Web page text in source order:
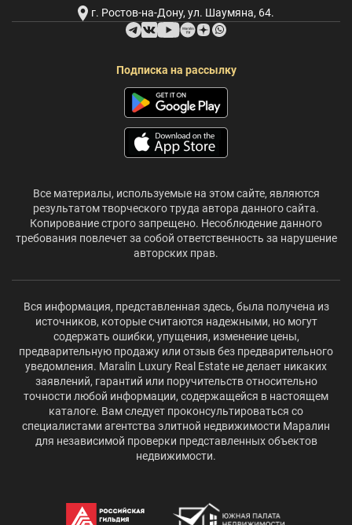
г. Ростов-на-Дону, ул. Шаумяна, 64.
Подписка на рассылку
Все материалы, используемые на этом сайте, являются
результатом творческого труда автора данного сайта.
Копирование строго запрещено. Несоблюдение данного
требования повлечет за собой ответственность за нарушение
авторских прав.
Вся информация, представленная здесь, была получена из
источников, которые считаются надежными, но могут
содержать ошибки, упущения, изменение цены,
предварительную продажу или отзыв без предварительного
уведомления. Maralin Luxury Real Estate не делает никаких
заявлений, гарантий или поручительств относительно
точности любой информации, содержащейся в настоящем
каталоге. Вам следует проконсультироваться со
специалистами агентства элитной недвижимости Маралин
для независимой проверки представленных объектов
недвижимости.